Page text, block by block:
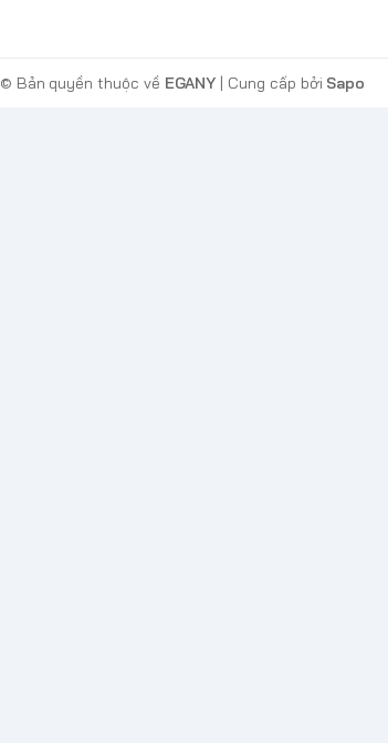
© Bản quyền thuộc về EGANY | Cung cấp bởi Sapo